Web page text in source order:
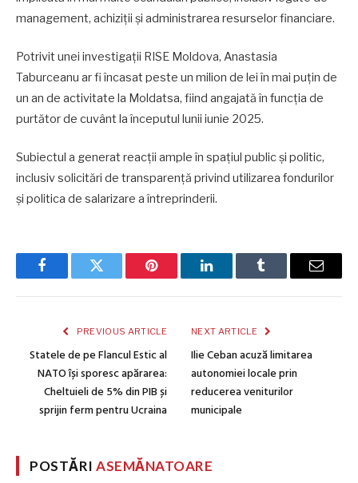
management, achiziții și administrarea resurselor financiare.
Potrivit unei investigații RISE Moldova, Anastasia
Taburceanu ar fi încasat peste un milion de lei în mai puțin de
un an de activitate la Moldatsa, fiind angajată în funcția de
purtător de cuvânt la începutul lunii iunie 2025.
Subiectul a generat reacții ample în spațiul public și politic,
inclusiv solicitări de transparență privind utilizarea fondurilor
și politica de salarizare a întreprinderii.
FacebookTwitter Pinterest LinkedInTumblr Email
PREVIOUS ARTICLE
Statele de pe Flancul Estic al
NATO își sporesc apărarea:
Cheltuieli de 5% din PIB și
sprijin ferm pentru Ucraina
NEXT ARTICLE
Ilie Ceban acuză limitarea
autonomiei locale prin
reducerea veniturilor
municipale
POSTĂRIASEMĂNATOARE